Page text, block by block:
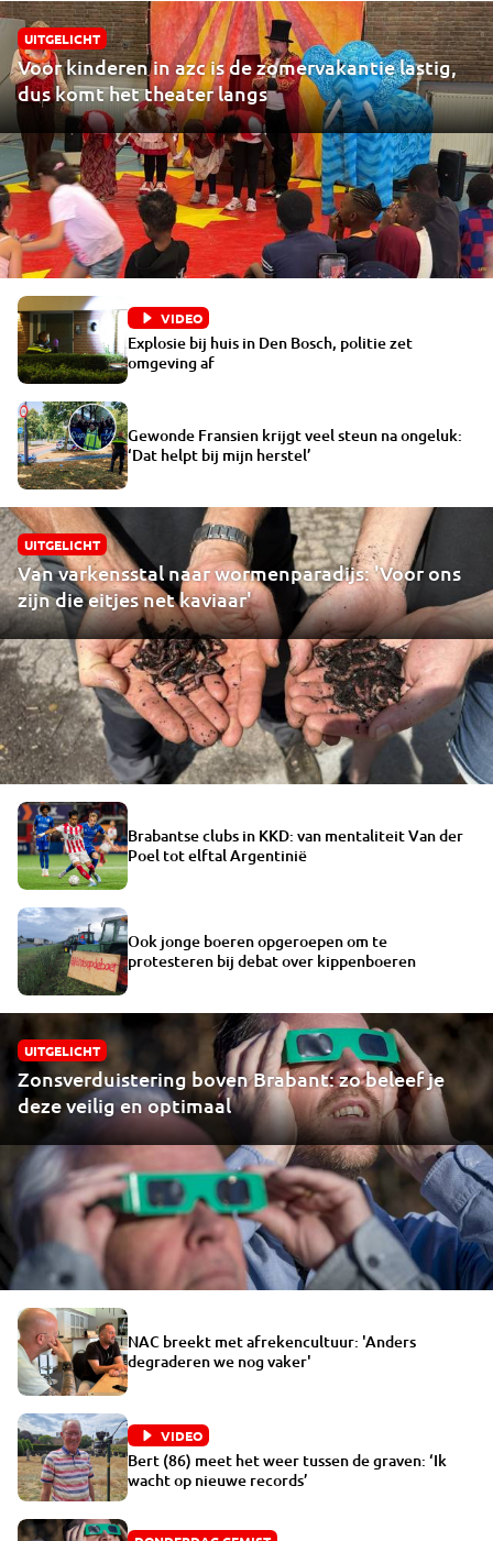
UITGELICHT
Voor kinderen in azc is de zomervakantie lastig,
dus komt het theater langs
VIDEO
Explosie bij huis in Den Bosch, politie zet
omgeving af
Gewonde Fransien krijgt veel steun na ongeluk:
‘Dat helpt bij mijn herstel’
UITGELICHT
Van varkensstal naar wormenparadijs: 'Voor ons
zijn die eitjes net kaviaar'
Brabantse clubs in KKD: van mentaliteit Van der
Poel tot elftal Argentinië
Ook jonge boeren opgeroepen om te
protesteren bij debat over kippenboeren
UITGELICHT
Zonsverduistering boven Brabant: zo beleef je
deze veilig en optimaal
NAC breekt met afrekencultuur: 'Anders
degraderen we nog vaker'
VIDEO
Bert (86) meet het weer tussen de graven: ‘Ik
wacht op nieuwe records’